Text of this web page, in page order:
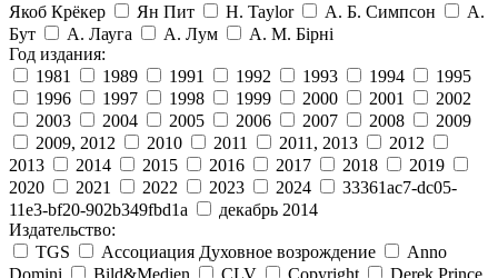
Якоб Крёкер
Ян Пит H. Taylor А. Б. Симпсон
А.
Бут
А. Лауга А. Лум
А. М. Бірні
Год издания:
1981
1989 1991 1992 1993 1994
1995
1996
1997 1998 1999 2000 2001
2002
2003
2004 2005 2006 2007 2008
2009
2009, 2012
2010 2011 2011, 2013
2012
2013
2014 2015 2016 2017 2018
2019
2020
2021 2022 2023 2024
33361ac7-dc05-
11e3-bf20-902b349fbd1a
декабрь 2014
Издательство:
TGS
Ассоциация Духовное возрождение
Anno
Domini
Bild&Medien CLV Copyright
Derek Prince